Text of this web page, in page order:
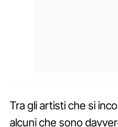
Tra gli artisti che si
alcuni che sono